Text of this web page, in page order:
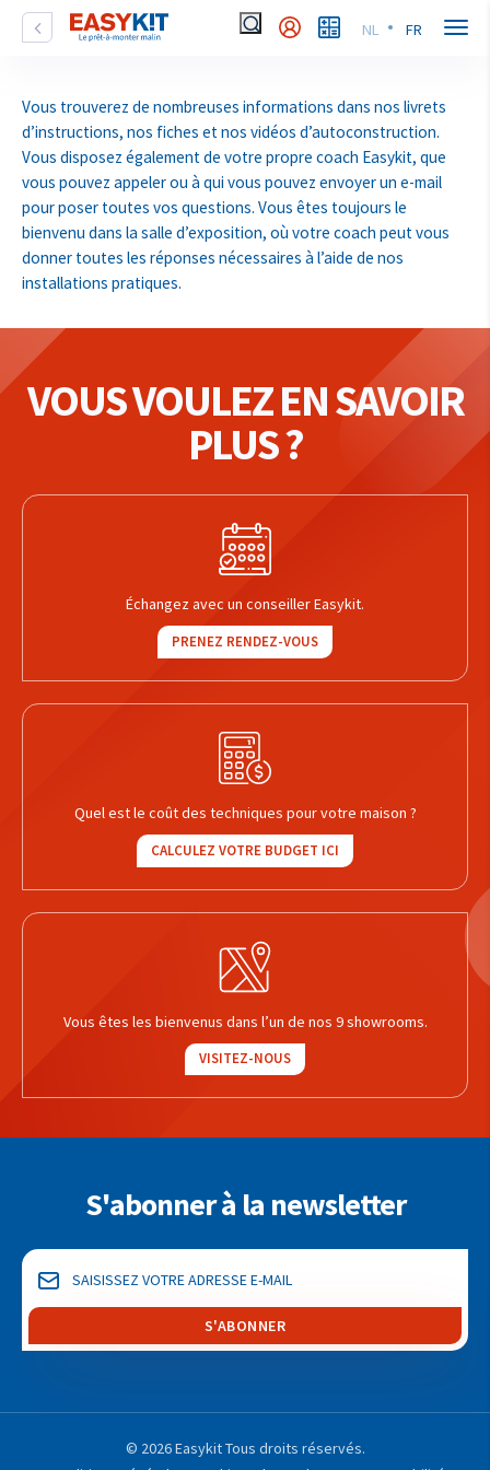
NL FR
Vous trouverez de nombreuses informations dans nos livrets
d’instructions, nos fiches et nos vidéos d’autoconstruction.
Vous disposez également de votre propre coach Easykit, que
vous pouvez appeler ou à qui vous pouvez envoyer un e-mail
pour poser toutes vos questions. Vous êtes toujours le
bienvenu dans la salle d’exposition, où votre coach peut vous
donner toutes les réponses nécessaires à l’aide de nos
installations pratiques.
VOUS VOULEZ EN SAVOIR
PLUS ?
Échangez avec un conseiller Easykit.
PRENEZ RENDEZ-VOUS
Quel est le coût des techniques pour votre maison ?
CALCULEZ VOTRE BUDGET ICI
Vous êtes les bienvenus dans l’un de nos 9 showrooms.
VISITEZ-NOUS
S'abonner à la newsletter
S'ABONNER
© 2026 Easykit Tous droits réservés.